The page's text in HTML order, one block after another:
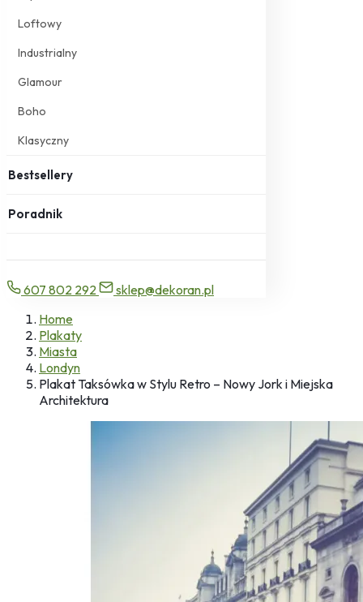
Loftowy
Industrialny
Glamour
Boho
Klasyczny
Bestsellery
Poradnik
607 802 292
sklep@dekoran.pl
Home
Plakaty
Miasta
Londyn
Plakat Taksówka w Stylu Retro – Nowy Jork i Miejska
Architektura